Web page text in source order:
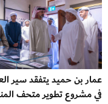
عمار بن حميد يتفقد سير
في مشروع تطوير متحف